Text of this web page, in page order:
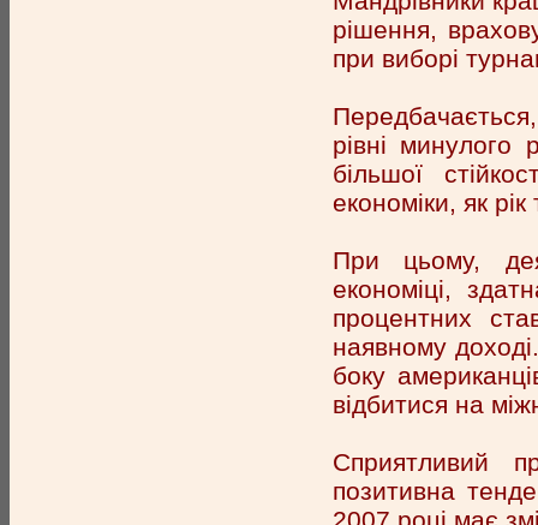
рішення,
при виборі
рівні минулого
більшої
економіки, як рік
При цьому,
економіці,
процентних
наявному
боку
відбитися на
Сприятливий
позитивна
2007 році має